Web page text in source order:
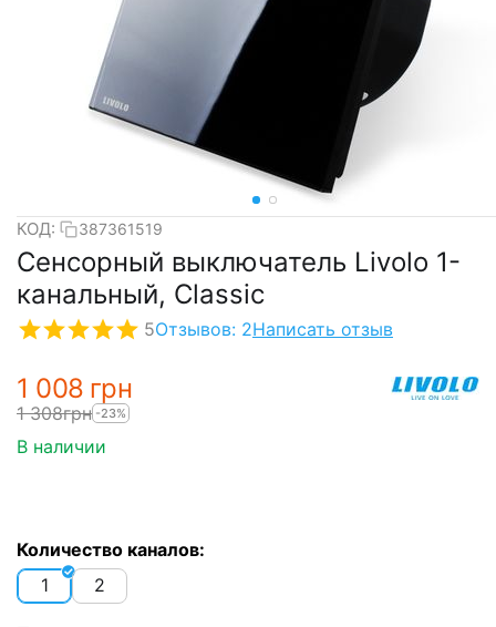
КОД: 387361519
Сенсорный выключатель Livolo 1-
канальный, Classic
5Отзывов: 2Написать отзыв
1 008 грн
1 308грн -23%
В наличии
Количество каналов:
1
2